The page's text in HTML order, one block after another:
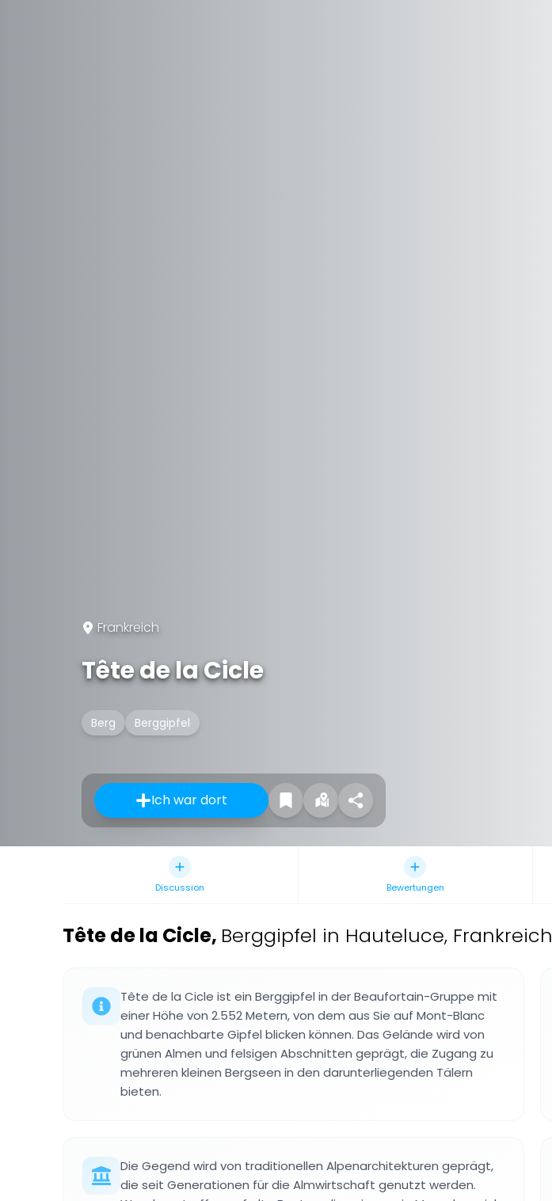
Frankreich
Tête de la Cicle
Berg Berggipfel
Ich war dort
Discussion Bewertungen
Tête de la Cicle, Berggipfel in Hauteluce, Frankreich
Tête de la Cicle ist ein Berggipfel in der Beaufortain-Gruppe mit
einer Höhe von 2.552 Metern, von dem aus Sie auf Mont-Blanc
und benachbarte Gipfel blicken können. Das Gelände wird von
grünen Almen und felsigen Abschnitten geprägt, die Zugang zu
mehreren kleinen Bergseen in den darunterliegenden Tälern
bieten.
Die Gegend wird von traditionellen Alpenarchitekturen geprägt,
die seit Generationen für die Almwirtschaft genutzt werden.